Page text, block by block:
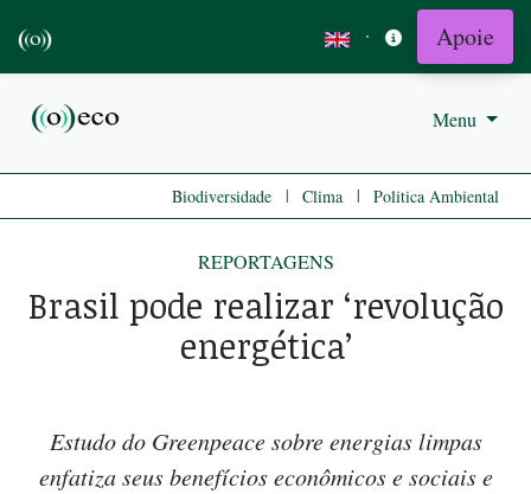
· Apoie
Menu
Biodiversidade | Clima | Politica Ambiental
REPORTAGENS
Brasil pode realizar ‘revolução
energética’
Estudo do Greenpeace sobre energias limpas
enfatiza seus benefícios econômicos e sociais e